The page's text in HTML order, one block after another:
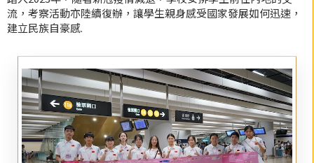
流，考察活動亦陸續復辦，讓學生親身感受國家發展如何迅速，
建立民族自豪感.